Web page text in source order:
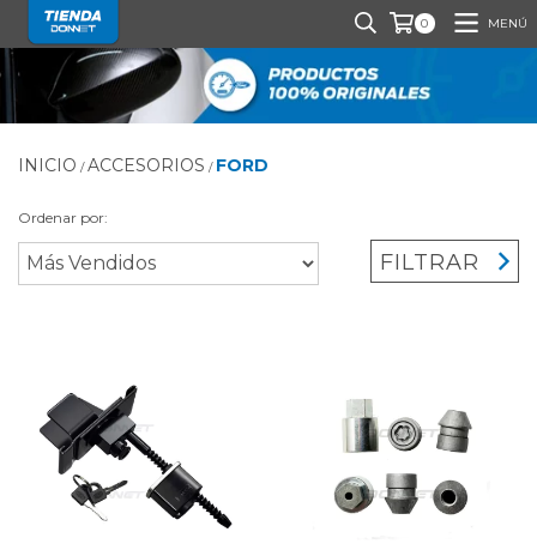
0 MENÚ
INICIO / ACCESORIOS / FORD
Ordenar por:
FILTRAR